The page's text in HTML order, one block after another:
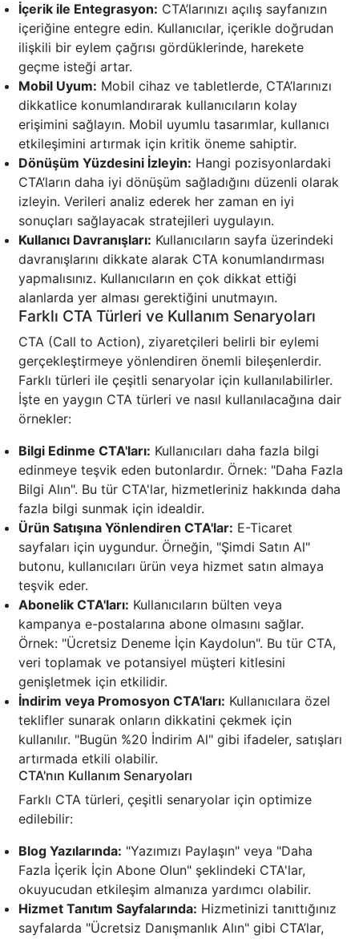
İçerik ile Entegrasyon: CTA’larınızı açılış sayfanızın
içeriğine entegre edin. Kullanıcılar, içerikle doğrudan
ilişkili bir eylem çağrısı gördüklerinde, harekete
geçme isteği artar.
Mobil Uyum: Mobil cihaz ve tabletlerde, CTA’larınızı
dikkatlice konumlandırarak kullanıcıların kolay
erişimini sağlayın. Mobil uyumlu tasarımlar, kullanıcı
etkileşimini artırmak için kritik öneme sahiptir.
Dönüşüm Yüzdesini İzleyin: Hangi pozisyonlardaki
CTA’ların daha iyi dönüşüm sağladığını düzenli olarak
izleyin. Verileri analiz ederek her zaman en iyi
sonuçları sağlayacak stratejileri uygulayın.
Kullanıcı Davranışları: Kullanıcıların sayfa üzerindeki
davranışlarını dikkate alarak CTA konumlandırması
yapmalısınız. Kullanıcıların en çok dikkat ettiği
alanlarda yer alması gerektiğini unutmayın.
Farklı CTA Türleri ve Kullanım Senaryoları
CTA (Call to Action), ziyaretçileri belirli bir eylemi
gerçekleştirmeye yönlendiren önemli bileşenlerdir.
Farklı türleri ile çeşitli senaryolar için kullanılabilirler.
İşte en yaygın CTA türleri ve nasıl kullanılacağına dair
örnekler:
Bilgi Edinme CTA'ları: Kullanıcıları daha fazla bilgi
edinmeye teşvik eden butonlardır. Örnek: "Daha Fazla
Bilgi Alın". Bu tür CTA'lar, hizmetleriniz hakkında daha
fazla bilgi sunmak için idealdir.
Ürün Satışına Yönlendiren CTA'lar: E-Ticaret
sayfaları için uygundur. Örneğin, "Şimdi Satın Al"
butonu, kullanıcıları ürün veya hizmet satın almaya
teşvik eder.
Abonelik CTA'ları: Kullanıcıların bülten veya
kampanya e-postalarına abone olmasını sağlar.
Örnek: "Ücretsiz Deneme İçin Kaydolun". Bu tür CTA,
veri toplamak ve potansiyel müşteri kitlesini
genişletmek için etkilidir.
İndirim veya Promosyon CTA'ları: Kullanıcılara özel
teklifler sunarak onların dikkatini çekmek için
kullanılır. "Bugün %20 İndirim Al" gibi ifadeler, satışları
artırmada etkili olabilir.
CTA'nın Kullanım Senaryoları
Farklı CTA türleri, çeşitli senaryolar için optimize
edilebilir:
Blog Yazılarında: "Yazımızı Paylaşın" veya "Daha
Fazla İçerik İçin Abone Olun" şeklindeki CTA'lar,
okuyucudan etkileşim almanıza yardımcı olabilir.
Hizmet Tanıtım Sayfalarında: Hizmetinizi tanıttığınız
sayfalarda "Ücretsiz Danışmanlık Alın" gibi CTA’lar,